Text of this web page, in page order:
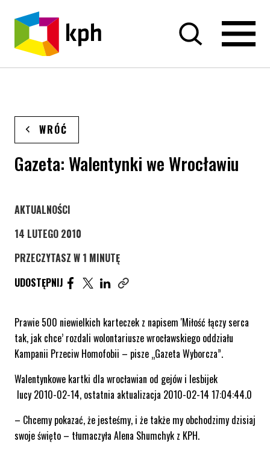
PRZEJDŹ DO TREŚCI
WRÓĆ
Gazeta: Walentynki we Wrocławiu
STRONA KATEGORII WPISÓW
AKTUALNOŚCI
14 LUTEGO 2010
PRZECZYTASZ W 1 MINUTĘ
UDOSTĘPNIJ
UDOSTĘPNIJ ARTYKUŁ NA FACEBOOK. STRONA
UDOSTĘPNIJ ARTYKUŁ NA TWITTER.
UDOSTĘPNIJ ARTYKUŁ NA LINKEDIN.
Prawie 500 niewielkich karteczek z napisem 'Miłość łączy serca
tak, jak chce’ rozdali wolontariusze wrocławskiego oddziału
Kampanii Przeciw Homofobii – pisze „Gazeta Wyborcza”.
Walentynkowe kartki dla wrocławian od gejów i lesbijek
lucy 2010-02-14, ostatnia aktualizacja 2010-02-14 17:04:44.0
– Chcemy pokazać, że jesteśmy, i że także my obchodzimy dzisiaj
swoje święto – tłumaczyła Alena Shumchyk z KPH.